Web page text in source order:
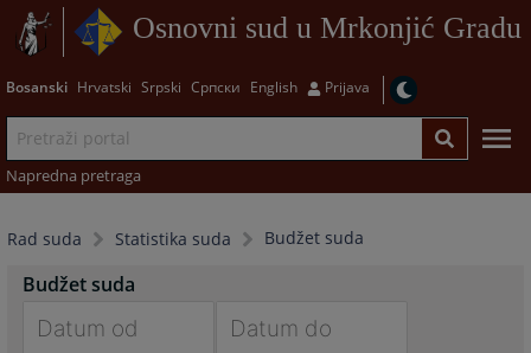
Osnovni sud u Mrkonjić Gradu
Bosanski Hrvatski Srpski Српски English Prijava
Napredna pretraga
Rad suda Statistika suda Budžet suda
Budžet suda